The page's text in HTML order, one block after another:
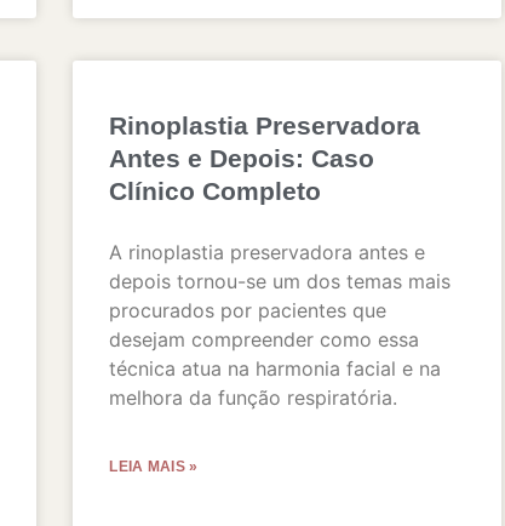
Rinoplastia Preservadora
Antes e Depois: Caso
Clínico Completo
A rinoplastia preservadora antes e
depois tornou-se um dos temas mais
procurados por pacientes que
desejam compreender como essa
técnica atua na harmonia facial e na
melhora da função respiratória.
LEIA MAIS »